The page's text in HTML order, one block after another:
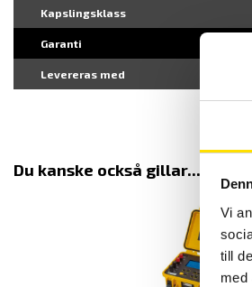
Vi
till
med
Kapslingsklass
Garanti
Levereras med
Du kanske också gillar...